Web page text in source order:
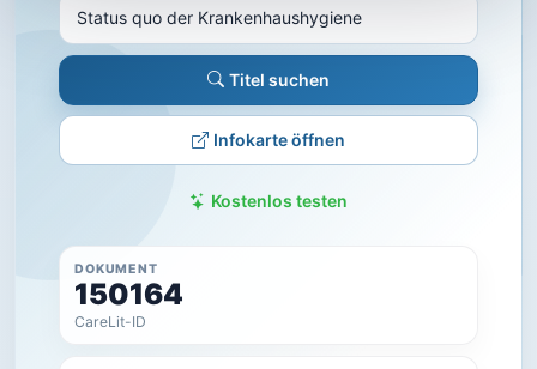
Titel suchen
Infokarte öffnen
Kostenlos testen
DOKUMENT
150164
CareLit-ID